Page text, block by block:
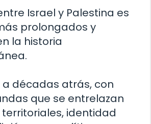
Israel y Palestina es
prolongados y
la historia
décadas atrás, con
que se entrelazan
identidad